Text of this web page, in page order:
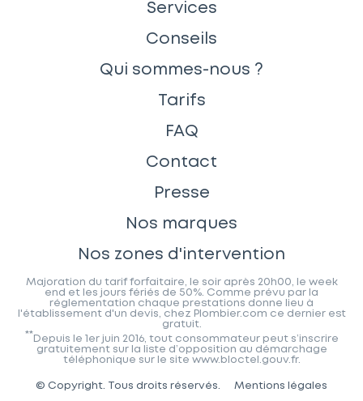
Services
Conseils
Qui sommes-nous ?
Tarifs
FAQ
Contact
Presse
Nos marques
Nos zones d'intervention
Majoration du tarif forfaitaire, le soir après 20h00, le week
end et les jours fériés de 50%. Comme prévu par la
réglementation chaque prestations donne lieu à
l'établissement d'un devis, chez Plombier.com ce dernier est
gratuit.
** Depuis le 1er juin 2016, tout consommateur peut s’inscrire
gratuitement sur la liste d’opposition au démarchage
téléphonique sur le site www.bloctel.gouv.fr.
© Copyright. Tous droits réservés. Mentions légales